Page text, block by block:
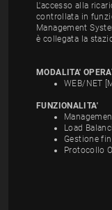
L'accesso alla
controllata in
Management
è collegata la
MODALITA'
WEB/NET
FUNZIONALITA'
Load
Gestione
Protocollo